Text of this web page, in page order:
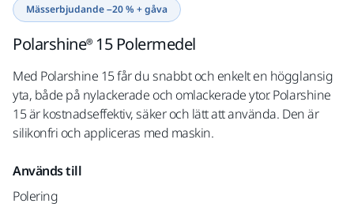
Mässerbjudande –20 % + gåva
Polarshine® 15 Polermedel
Med Polarshine 15 får du snabbt och enkelt en högglansig
yta, både på nylackerade och omlackerade ytor. Polarshine
15 är kostnadseffektiv, säker och lätt att använda. Den är
silikonfri och appliceras med maskin.
Används till
Polering